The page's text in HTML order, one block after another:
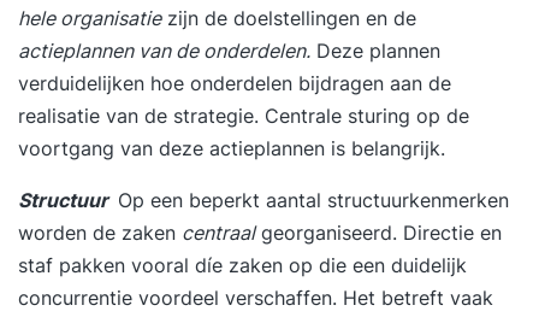
hele organisatiezijn de doelstellingen en de
actieplannen van de onderdelen. Deze plannen
verduidelijken hoe onderdelen bijdragen aan de
realisatie van de strategie. Centrale sturing op de
voortgang van deze actieplannen is belangrijk.
Structuur Op een beperkt aantal structuurkenmerken
worden de zaken centraalgeorganiseerd. Directie en
staf pakken vooral díe zaken op die een duidelijk
concurrentie voordeel verschaffen. Het betreft vaak